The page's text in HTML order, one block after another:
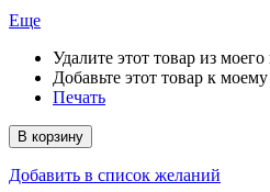
Еще
Удалите этот товар из
Добавьте этот товар к
Печать
В корзину
Добавить в список желаний